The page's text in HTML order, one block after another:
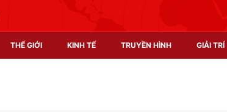
THẾ GIỚI KINH TẾ TRUYỀN HÌNH GIẢI TRÍ